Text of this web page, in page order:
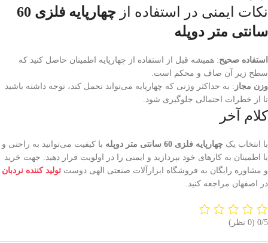
نکات ایمنی در استفاده از
چهارپایه فلزی 60
سانتی متر دوپله
استفاده صحیح: همیشه قبل از استفاده از چهارپایه اطمینان حاصل کنید که
سطح زیر آن صاف و محکم است.
وزن مجاز : به حداکثر وزنی که چهارپایه می‌تواند تحمل کند، توجه داشته باشید
تا از خطرات احتمالی جلوگیری شود.
کلام آخر
با انتخاب یک چهارپایه فلزی 60 سانتی متر دوپله
با کیفیت می‌توانید به راحتی و
با اطمینان به کارهای خود بپردازید و ایمنی را در اولویت قرار دهید. جهت خرید
و مشاوره رایگان به فروشگاه ابزارآلات صنعتی الهی دوست تولید کننده نردبان
در اصفهان مراجعه کنید.
‫0/5 ‫(0 نظر)